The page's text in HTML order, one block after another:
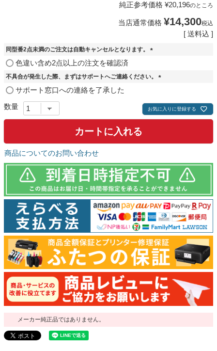
純正参考価格 ¥20,196のところ
当店通常価格 ¥14,300税込
送料込
同型番2点未満のご注文は自動キャンセルとなります。
須
色違い含め2点以上の注文を確認済
不具合が発生した際、まずはサポートへご連絡ください。
須
)
サポート窓口への連絡を了承した
お気に入りに登録する
カートに入れる
商品についてのお問い合わせ
メーカー純正品ではありません。